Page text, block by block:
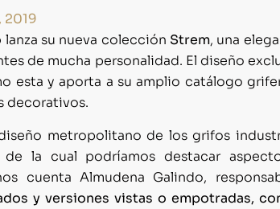
2019
lanza su nueva colección Strem, una
de mucha personalidad. El diseño
esta y aporta a su amplio catálogo
decorativos.
metropolitano de los grifos
de la cual podríamos destacar
cuenta Almudena Galindo,
y versiones vistas o empotradas,